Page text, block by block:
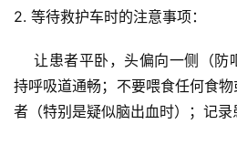
2. 等待救护车时的注意事项：
让患者平卧，头偏向一侧（防
持呼吸道通畅；不要喂食任何食
者（特别是疑似脑出血时）；记